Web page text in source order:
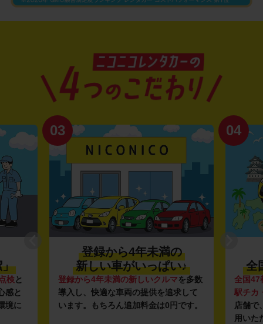
」
検と
感と
境に
03
登録から4年未満の
新しい車がいっぱい♪
登録から4年未満の新しいクルマを多数
導入し、快適な車両の提供を追求して
います。もちろん追加料金は0円です。
04
全
全国47
駅チカ
店舗で
用いた